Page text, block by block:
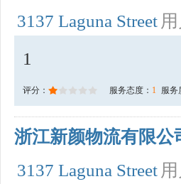
3137 Laguna Street
1
评分： 服务态度： 1 服务
浙江新颜物流有限公
3137 Laguna Street